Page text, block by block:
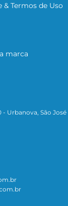
Termos de Uso
marca
Urbanova, São